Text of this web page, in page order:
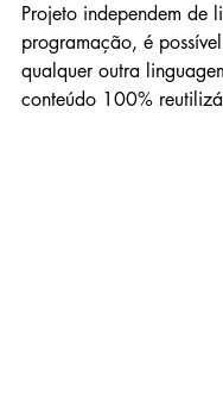
Projeto independem de
programação, é
qualquer outra
conteúdo 100%